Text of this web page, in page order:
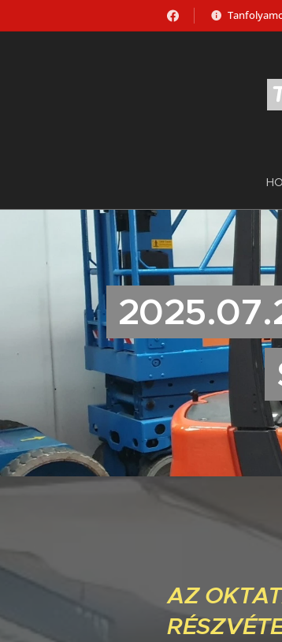
AZ